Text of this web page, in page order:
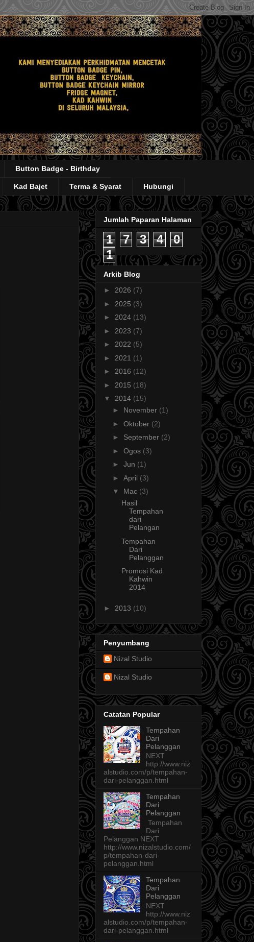
Button Badge - Birthday
Kad Bajet Terma & Syarat Hubungi
Jumlah Paparan Halaman
1 7 3 4
0
1
Arkib Blog
► 2026 (7)
► 2025 (3)
► 2024 (13)
► 2023 (7)
► 2022 (5)
► 2021 (1)
► 2016 (12)
► 2015 (18)
▼ 2014 (15)
► November (1)
► Oktober (2)
► September (2)
► Ogos (3)
► Jun (1)
► April (3)
▼ Mac (3)
Hasil
Tempahan
dari
Pelangan
Tempahan
Dari
Pelanggan
Promosi Kad
Kahwin
2014
► 2013 (10)
Penyumbang
Nizal Studio
Nizal Studio
Catatan Popular
Tempahan
Dari
Pelanggan
NEXT
http://www.niz
alstudio.com/p/tempahan-
dari-pelanggan.html
Tempahan
Dari
Pelanggan
Tempahan
Dari
Pelanggan NEXT
http://www.nizalstudio.com/
p/tempahan-dari-
pelanggan.html
Tempahan
Dari
Pelanggan
NEXT
http://www.niz
alstudio.com/p/tempahan-
dari-pelanggan.html